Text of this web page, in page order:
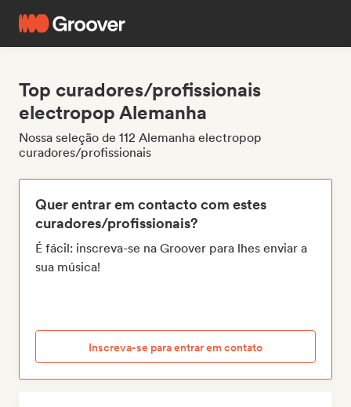
Top curadores/profissionais
electropop Alemanha
Nossa seleção de 112 Alemanha electropop
curadores/profissionais
Quer entrar em contacto com estes
curadores/profissionais?
É fácil: inscreva-se na Groover para lhes enviar a
sua música!
Inscreva-se para entrar em contato